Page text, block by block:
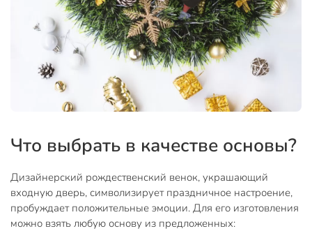
Что выбрать в качестве основы?
Дизайнерский рождественский венок, украшающий
входную дверь, символизирует праздничное настроение,
пробуждает положительные эмоции. Для его изготовления
можно взять любую основу из предложенных: